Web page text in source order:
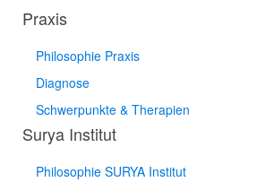
Praxis
Philosophie Praxis
Diagnose
Schwerpunkte & Therapien
Surya Institut
Philosophie SURYA Institut